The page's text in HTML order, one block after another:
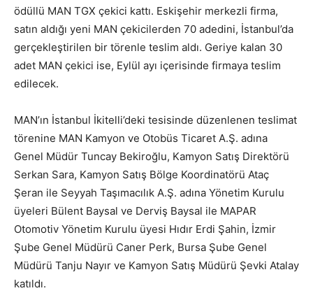
ödüllü MAN TGX çekici kattı. Eskişehir merkezli firma,
satın aldığı yeni MAN çekicilerden 70 adedini, İstanbul’da
gerçekleştirilen bir törenle teslim aldı. Geriye kalan 30
adet MAN çekici ise, Eylül ayı içerisinde firmaya teslim
edilecek.
MAN’ın İstanbul İkitelli’deki tesisinde düzenlenen teslimat
törenine MAN Kamyon ve Otobüs Ticaret A.Ş. adına
Genel Müdür Tuncay Bekiroğlu, Kamyon Satış Direktörü
Serkan Sara, Kamyon Satış Bölge Koordinatörü Ataç
Şeran ile Seyyah Taşımacılık A.Ş. adına Yönetim Kurulu
üyeleri Bülent Baysal ve Derviş Baysal ile MAPAR
Otomotiv Yönetim Kurulu üyesi Hıdır Erdi Şahin, İzmir
Şube Genel Müdürü Caner Perk, Bursa Şube Genel
Müdürü Tanju Nayır ve Kamyon Satış Müdürü Şevki Atalay
katıldı.